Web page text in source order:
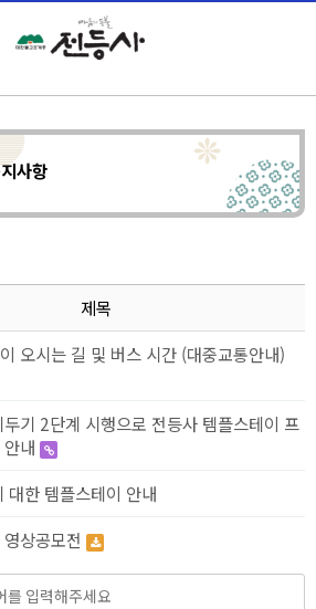
사항
제목
오시는 길 및 버스 시간 (대중교통안내)
기 2단계 시행으로 전등사 템플스테이 프
내
대한 템플스테이 안내
상공모전